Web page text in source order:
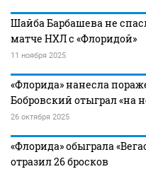
Шайба Барбашева не
матче НХЛ с «Флоридой»
11 ноября 2025
«Флорида» нанесла
Бобровский отыграл «на
26 октября 2025
«Флорида» обыграла
отразил 26 бросков